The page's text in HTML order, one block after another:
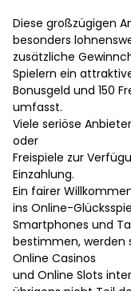
Diese großzügigen
besonders
zusätzliche
Spielern ein
Bonusgeld und 150
umfasst.
Viele seriöse
oder
Freispiele zur
Einzahlung.
Ein fairer
ins Online-
Smartphones und
bestimmen, werden
Online Casinos
und Online Slots